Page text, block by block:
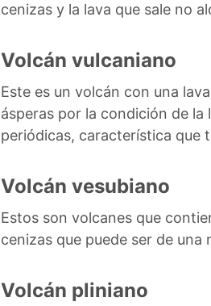
cenizas y la lava que sale no
Volcán vulcaniano
Este es un volcán con una
ásperas por la condición de
periódicas, característica que
Volcán vesubiano
Estos son volcanes que
cenizas que puede ser de
Volcán pliniano